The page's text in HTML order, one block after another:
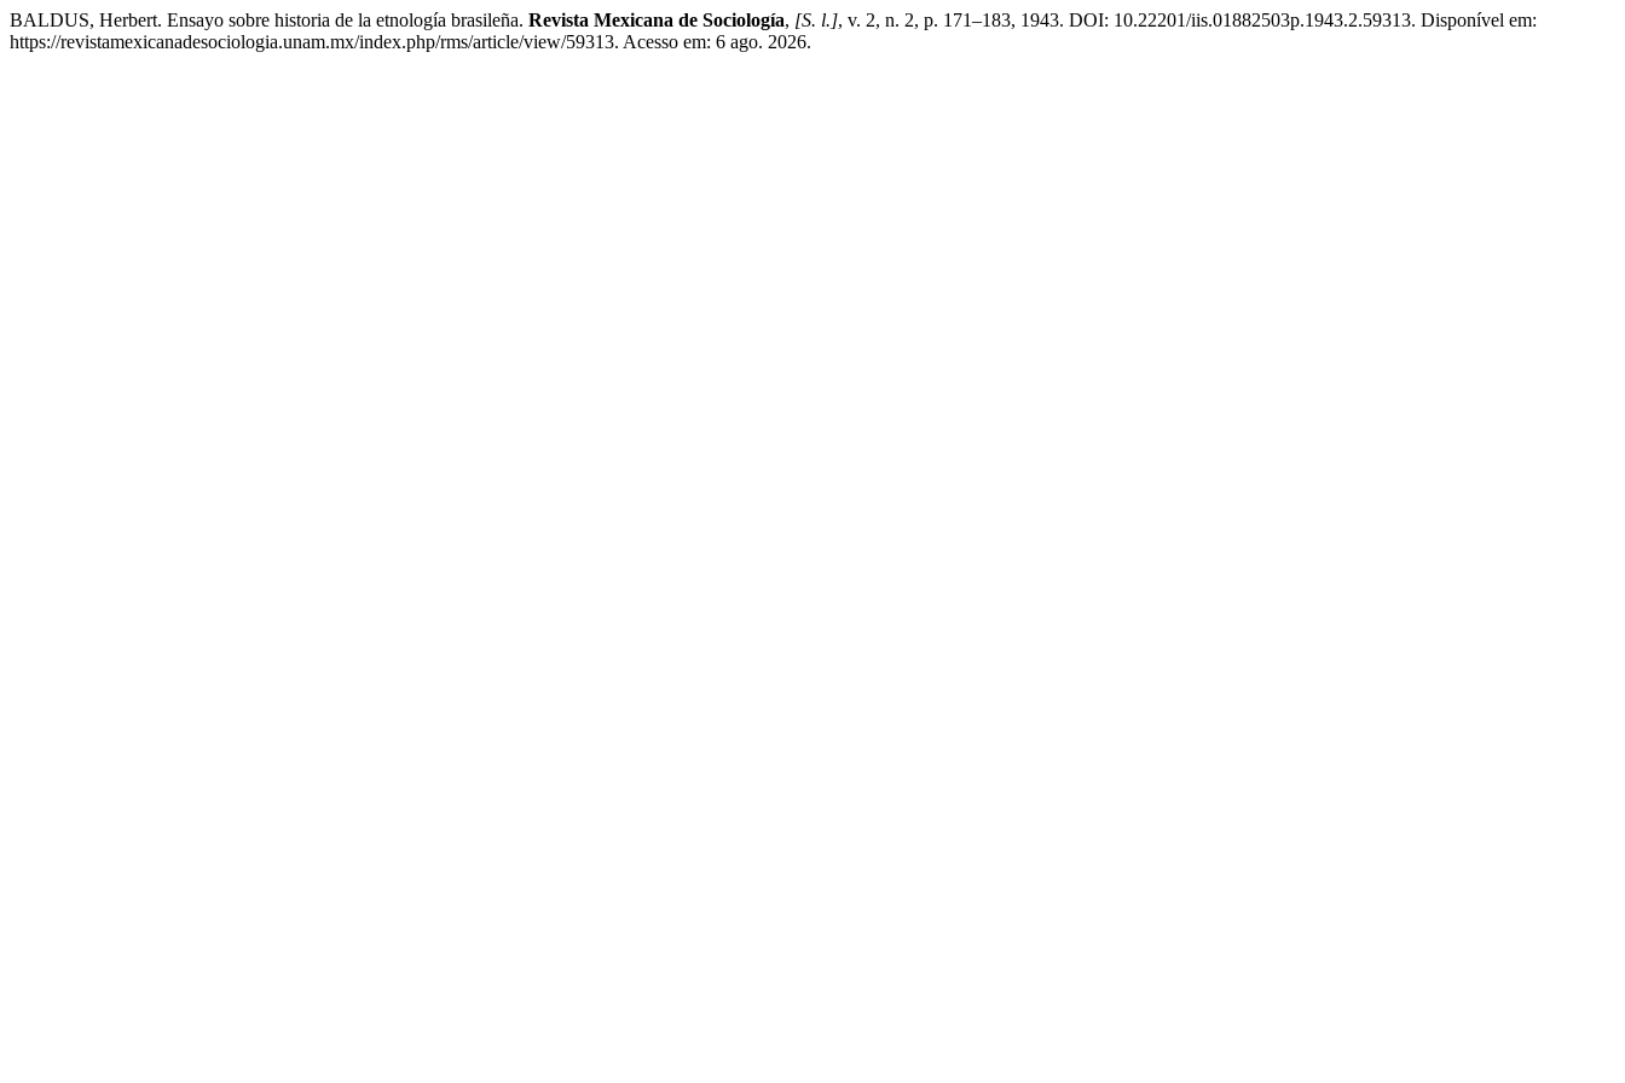
BALDUS, Herbert. Ensayo sobre historia de la etnología brasileña. Revista Mexicana de Sociología, [S. l.], v. 2, n. 2, p. 171–183, 1943. DOI: 10.22201/iis.01882503p.1943.2.59313. Disponível em:
https://revistamexicanadesociologia.unam.mx/index.php/rms/article/view/59313. Acesso em: 6 ago. 2026.